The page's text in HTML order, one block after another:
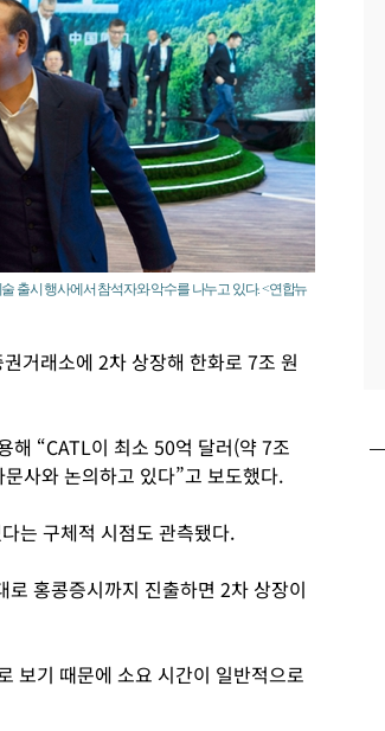
출시 행사에서 참석자와 악수를 나누고 있다. <연합뉴
거래소에 2차 상장해 한화로 7조 원
해 “CATL이 최소 50억 달러(약 7조
사와 논의하고 있다”고 보도했다.
는 구체적 시점도 관측됐다.
홍콩증시까지 진출하면 2차 상장이
보기 때문에 소요 시간이 일반적으로